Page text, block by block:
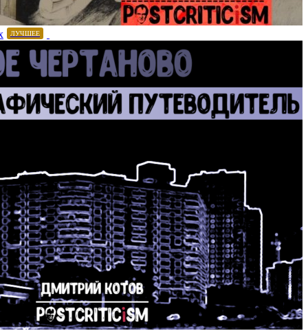
ЛУЧШЕЕ